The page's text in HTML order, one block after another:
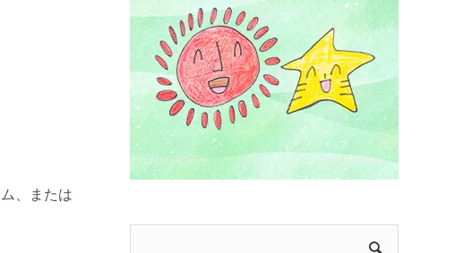
、または